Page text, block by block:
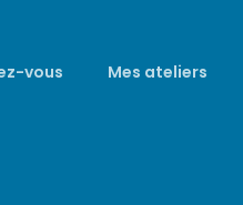
vous Mes ateliers